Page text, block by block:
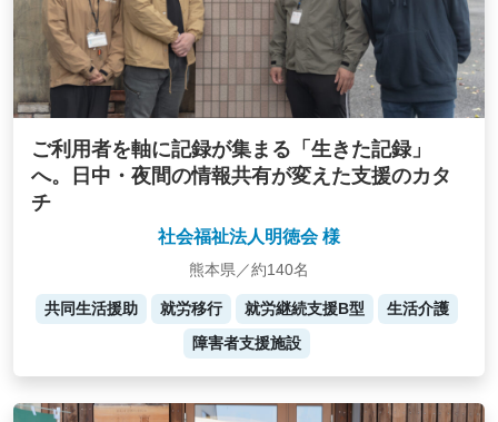
ご利用者を軸に記録が集まる「生きた記録」
へ。日中・夜間の情報共有が変えた支援のカタ
チ
社会福祉法人明徳会 様
熊本県／約140名
共同生活援助 就労移行 就労継続支援B型
生活介護
障害者支援施設